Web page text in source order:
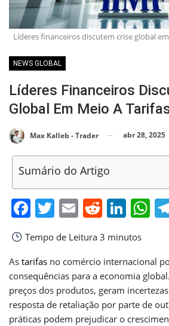
Líderes financeiros discutem crise global
NEWS GLOBAL
Líderes Financeiros
Global Em Meio A
Max Kalleb - Trader abr 28, 2025
Sumário do Artigo
Facebook
Twitter
EmailReddit
Tempo de Leitura 3 minutos
As tarifas no comércio internacional
consequências para a economia
preços dos produtos, geram
resposta de retaliação por parte de
práticas podem prejudicar o